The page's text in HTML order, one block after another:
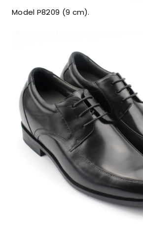
Model P8209 (9 cm).